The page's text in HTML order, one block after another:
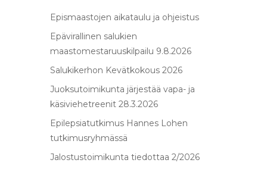
Epismaastojen aikataulu ja ohjeistus
Epävirallinen salukien
maastomestaruuskilpailu 9.8.2026
Salukikerhon Kevätkokous 2026
Juoksutoimikunta järjestää vapa- ja
käsiviehetreenit 28.3.2026
Epilepsiatutkimus Hannes Lohen
tutkimusryhmässä
Jalostustoimikunta tiedottaa 2/2026